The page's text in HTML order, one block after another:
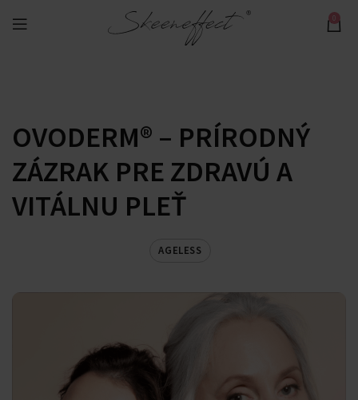
0
OVODERM® – PRÍRODNÝ
ZÁZRAK PRE ZDRAVÚ A
VITÁLNU PLEŤ
AGELESS